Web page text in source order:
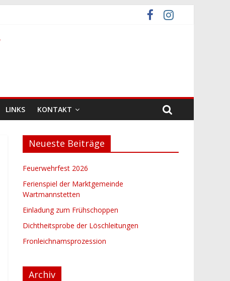
LINKS KONTAKT
Neueste Beiträge
Feuerwehrfest 2026
Ferienspiel der Marktgemeinde
Wartmannstetten
Einladung zum Frühschoppen
Dichtheitsprobe der Löschleitungen
Fronleichnamsprozession
Archiv